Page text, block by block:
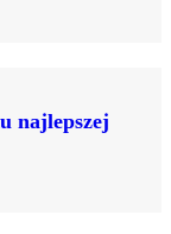
najlepszej